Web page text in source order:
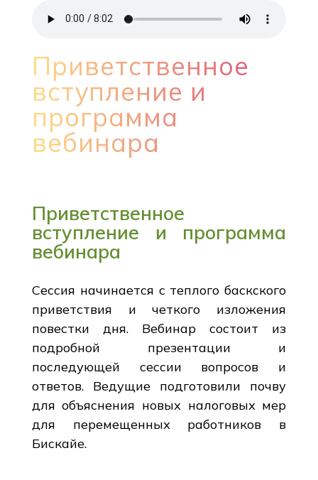
Приветственное
вступление и
программа
вебинара
Приветственное
вступление и программа
вебинара
Сессия начинается с теплого баскского
приветствия и четкого изложения
повестки дня. Вебинар состоит из
подробной презентации и
последующей сессии вопросов и
ответов. Ведущие подготовили почву
для объяснения новых налоговых мер
для перемещенных работников в
Бискайе.